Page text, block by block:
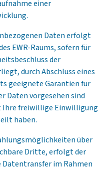
einer
Daten erfolgt
EWR-Raums, sofern für
der
durch Abschluss eines
geeignete Garantien für
Daten vorgesehen sind
Ihre freiwillige Einwilligung
haben.
über
Dritte, erfolgt der
im Rahmen